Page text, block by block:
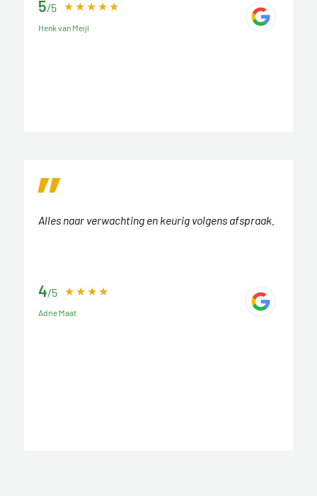
5/5
Henk van Meijl
Alles naar verwachting en keurig volgens afspraak.
4/5
Adrie Maat